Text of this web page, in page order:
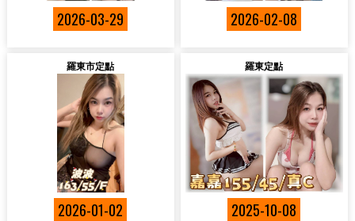
2026-03-29 2026-02-08
羅東市定點
2026-01-02
羅東定點
2025-10-08